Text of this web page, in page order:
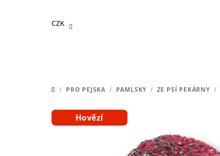
CZK
DOMŮ
/ PRO PEJSKA / PAMLSKY / ZE PSÍ PEKÁRNY /
Hovězí